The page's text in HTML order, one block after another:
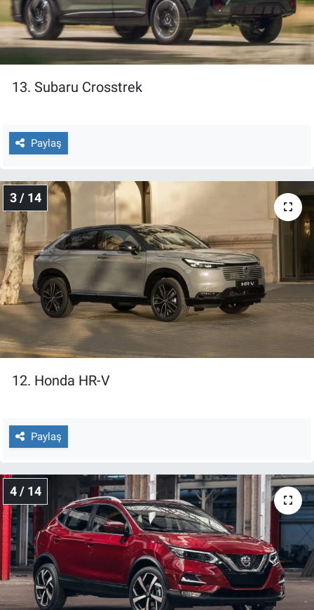
13. Subaru Crosstrek
Paylaş
3 / 14
12. Honda HR-V
Paylaş
4 / 14
Yerel Yaşam
Canlı Yayın